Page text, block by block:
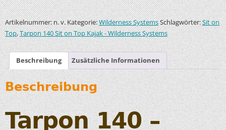
Artikelnummer:n. v. Kategorie:Wilderness SystemsSchlagwörter:Sit on
Top,Tarpon 140 Sit on Top Kajak - Wilderness Systems
Beschreibung Zusätzliche Informationen
Beschreibung
Tarpon 140 –